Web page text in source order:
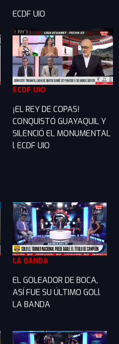
ECDF UIO
ECDF UIO
¡EL REY DE COPAS!
CONQUISTÓ GUAYAQUIL Y
SILENCIÓ EL MONUMENTAL
l ECDF UIO
LA BANDA
EL GOLEADOR DE BOCA,
ASÍ FUE SU ÚLTIMO GOLl
LA BANDA